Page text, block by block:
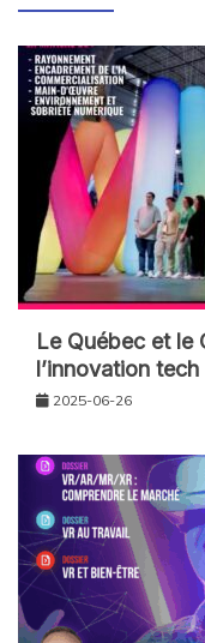
Le Québec et le
l’innovation tech
2025-06-26